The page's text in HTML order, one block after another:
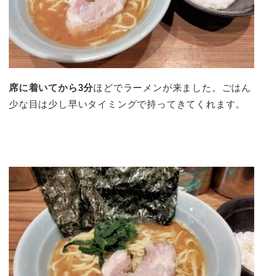
席に着いてから3分ほどでラーメンが来ました。ごはん
少な目は少し早いタイミングで持ってきてくれます。